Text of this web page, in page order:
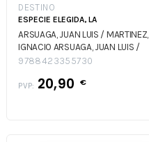
DESTINO
ESPECIE ELEGIDA, LA
ARSUAGA, JUAN LUIS / MARTINEZ,
IGNACIO ARSUAGA, JUAN LUIS /
MARTINEZ, IGNACIO
9788423355730
PVP: 20,90 €